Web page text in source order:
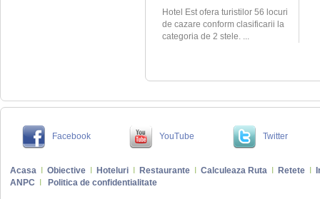
Hotel Est ofera turistilor 56 locuri
de cazare conform clasificarii la
categoria de 2 stele. ...
Facebook YouTube Twitter
Acasa Obiective Hoteluri Restaurante Calculeaza Ruta Retete
ANPC
Politica de confidentialitate